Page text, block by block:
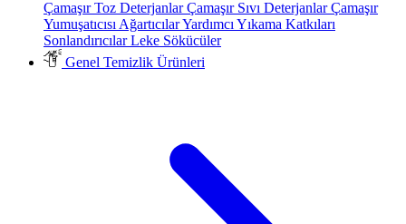
Çamaşır Toz DeterjanlarÇamaşır Sıvı DeterjanlarÇamaşır
Yumuşatıcısı AğartıcılarYardımcı Yıkama Katkıları
SonlandırıcılarLeke Sökücüler
Genel Temizlik Ürünleri